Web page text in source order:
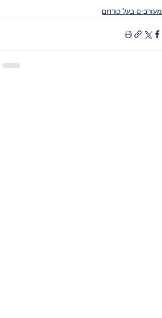
מעורבים בעל כורחם